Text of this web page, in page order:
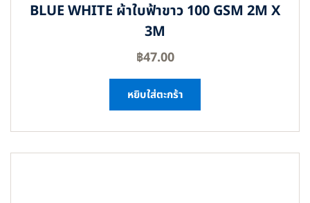
BLUE WHITE ผ้าใบฟ้าขาว 100 GSM 2M X
3M
฿47.00
หยิบใส่ตะกร้า